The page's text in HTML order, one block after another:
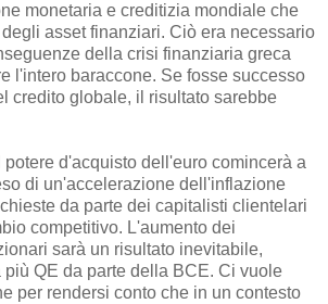
monetaria e creditizia mondiale che
asset finanziari. Ciò era necessario
della crisi finanziaria greca
l'intero baraccone. Se fosse successo
credito globale, il risultato sarebbe
d'acquisto dell'euro comincerà a
di un'accelerazione dell'inflazione
da parte dei capitalisti clientelari
competitivo. L'aumento dei
sarà un risultato inevitabile,
QE da parte della BCE. Ci vuole
per rendersi conto che in un contesto